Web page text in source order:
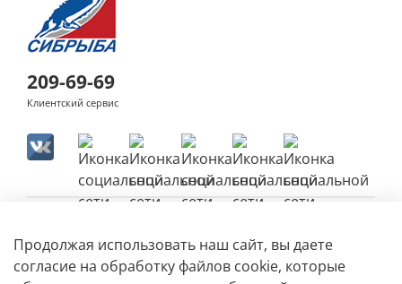
209-69-69
Клиентский сервис
Продолжая использовать наш сайт, вы даете
согласие на обработку файлов cookie, которые